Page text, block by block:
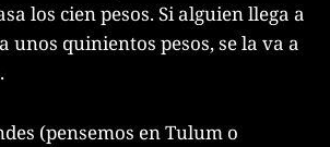
los cien pesos. Si alguien llega a
unos quinientos pesos, se la va a
(pensemos en Tulum o